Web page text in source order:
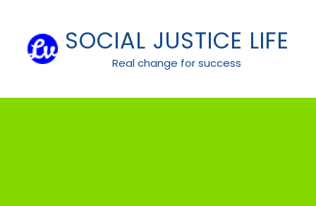
content
SOCIAL JUSTICE LIFE
Real change for success